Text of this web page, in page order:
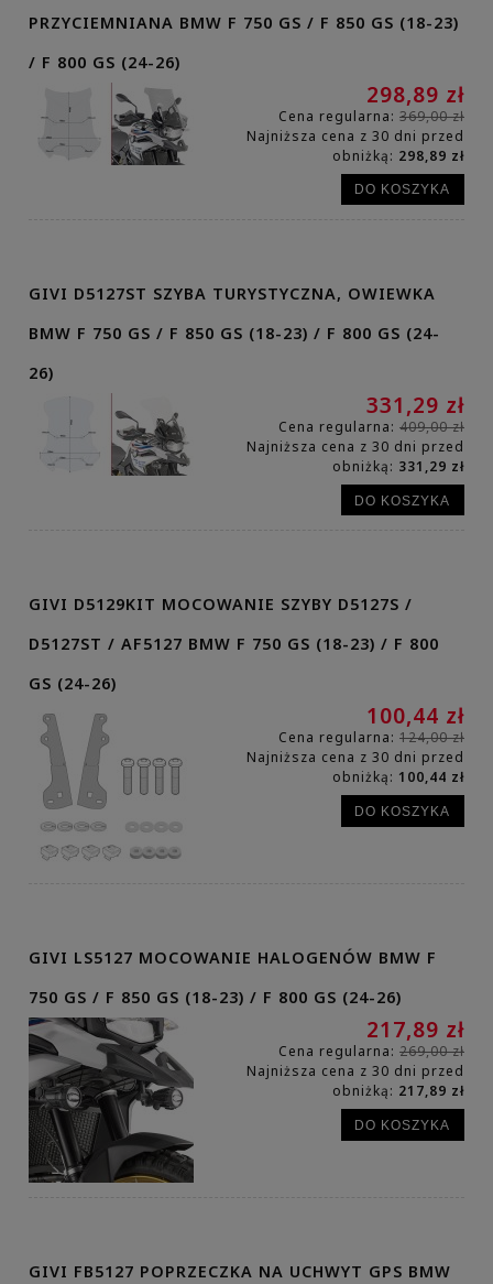
PRZYCIEMNIANA BMW F 750 GS / F 850 GS (18-23)
/ F 800 GS (24-26)
298,89 zł
Cena regularna: 369,00 zł
Najniższa cena z 30 dni przed
obniżką: 298,89 zł
DO KOSZYKA
GIVI D5127ST SZYBA TURYSTYCZNA, OWIEWKA
BMW F 750 GS / F 850 GS (18-23) / F 800 GS (24-
26)
331,29 zł
Cena regularna: 409,00 zł
Najniższa cena z 30 dni przed
obniżką: 331,29 zł
DO KOSZYKA
GIVI D5129KIT MOCOWANIE SZYBY D5127S /
D5127ST / AF5127 BMW F 750 GS (18-23) / F 800
GS (24-26)
100,44 zł
Cena regularna: 124,00 zł
Najniższa cena z 30 dni przed
obniżką: 100,44 zł
DO KOSZYKA
GIVI LS5127 MOCOWANIE HALOGENÓW BMW F
750 GS / F 850 GS (18-23) / F 800 GS (24-26)
217,89 zł
Cena regularna: 269,00 zł
Najniższa cena z 30 dni przed
obniżką: 217,89 zł
DO KOSZYKA
GIVI FB5127 POPRZECZKA NA UCHWYT GPS BMW